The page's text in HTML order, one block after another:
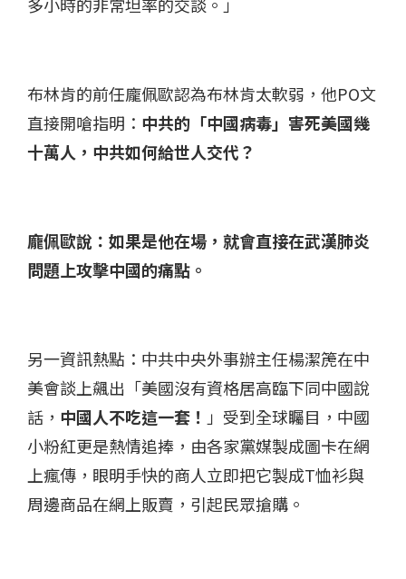
布林肯的前任龐佩歐認為布林肯太軟弱，他PO文
直接開嗆指明： 中共的「中國病毒」害死美國幾
十萬人，中共如何給世人交代？
龐佩歐說：如果是他在場，就會直接在武漢肺炎
問題上攻擊中國的痛點。
另一資訊熱點：中共中央外事辦主任楊潔箎在中
美會談上飆出「美國沒有資格居高臨下同中國說
話， 中國人不吃這一套！ 」受到全球矚目，中國
小粉紅更是熱情追捧，由各家黨媒製成圖卡在網
上瘋傳，眼明手快的商人立即把它製成T恤衫與
周邊商品在網上販賣，引起民眾搶購。